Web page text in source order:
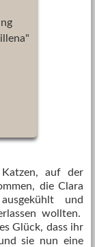
auf der
die Clara
und
wollten.
Glück, dass ihr
sie nun eine